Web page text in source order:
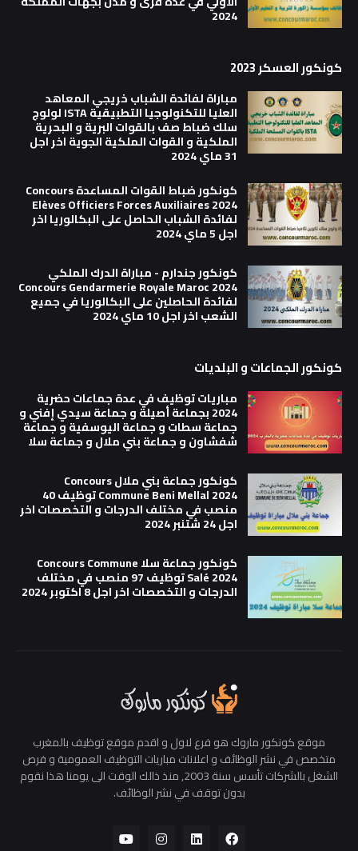
2024
كونكور العسكر 2023
مباراة لفائدة الشباب خريجي المعاهد
العليا للتكنولوجيا التطبيقية ISTA لولوج
سلك ضباط صف بالقوات البرية و البحرية
الملكية و القوات الملكية الجوية اخر اجل
31 ماي 2024
كونكور ضباط القوات المساعدة Concours
Elèves Officiers Forces Auxiliaires 2024
لفائدة الشباب الحاصل على البكالوريا اخر
اجل 5 ماي 2024
كونكور جندارم - مباراة الدرك الملكي
Concours Gendarmerie Royale Maroc 2024
لفائدة الحاصلين على البكالوريا في جميع
الشعب اخر اجل 10 ماي 2024
كونكور الجماعات و البلديات
مباريات توظيف في عدة جماعات حضرية
2024 بجماعة أصيلة و جماعة سيدي إفني و
جماعة سطات و جماعة اليوسفية و جماعة
شفشاون و جماعة بني ملال و جماعة سلا
كونكور جماعة بني ملال Concours
Commune Beni Mellal 2024 توظيف 40
منصب في مختلف الدرجات و التخصصات اخر
اجل 24 شتنبر 2024
كونكور جماعة سلا Concours Commune
Salé 2024 توظيف 97 منصب في مختلف
الدرجات و التخصصات اخر اجل 8 اكتوبر 2024
موقع كونكور ماروك هو فرع لاول و اقدم موقع توظيف بالمغرب
متخصص في نشر الوظائف و اعلانات مباريات التوظيف العمومية و فرص
الشغل بالشركات تأسس سنة 2003, منذ ذالك الوقت الى يومنا هذا نقوم
بدون توقف في نشر الوظائف.